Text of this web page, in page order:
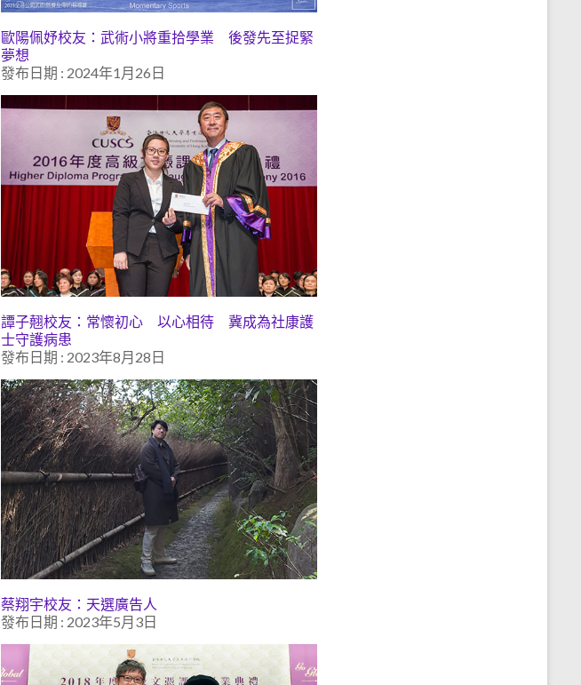
歐陽佩妤校友：武術小將重拾學業 後發先至捉緊
夢想
發布日期 : 2024年1月26日
譚子翹校友：常懷初心 以心相待 冀成為社康護
士守護病患
發布日期 : 2023年8月28日
蔡翔宇校友：天選廣告人
發布日期 : 2023年5月3日